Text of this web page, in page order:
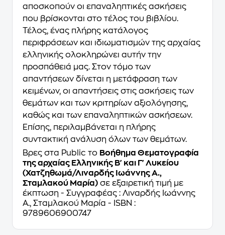
αποσκοπούν οι επαναληπτικές ασκήσεις
που βρίσκονται στο τέλος του βιβλίου.
Τέλος, ένας πλήρης κατάλογος
περιφράσεων και ιδιωματισμών της αρχαίας
ελληνικής ολοκληρώνει αυτήν την
προσπάθειά μας. Στον τόμο των
απαντήσεων δίνεται η μετάφραση των
κειμένων, οι απαντήσεις στις ασκήσεις των
θεμάτων και των κριτηρίων αξιολόγησης,
καθώς και των επαναληπτικών ασκήσεων.
Επίσης, περιλαμβάνεται η πλήρης
συντακτική ανάλυση όλων των θεμάτων.
Βρες στα Public το Βοήθημα Θεματογραφία
της αρχαίας Ελληνικής Β' και Γ' Λυκείου
(Χατζηθωμά/Λιναρδής Ιωάννης Α.,
Σταμλακού Μαρία) σε εξαιρετική τιμή με
έκπτωση - Συγγραφέας : Λιναρδής Ιωάννης
Α., Σταμλακού Μαρία - ISBN :
9789606900747